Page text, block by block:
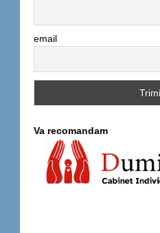
email
Va recomandam